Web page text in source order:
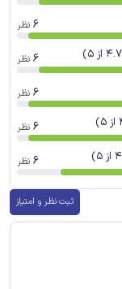
6 نظر
6 نظر
6 نظر
6 نظر
6 نظر
ثبت نظر و امتیاز